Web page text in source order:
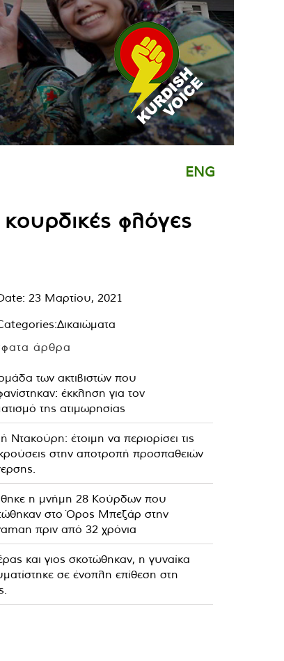
ENG
φλόγες
23 Μαρτίου, 2021
Δικαιώματα
άρθρα
των ακτιβιστών που
έκκληση για τον
της ατιμωρησίας
Ντακούρη: έτοιμη να περιορίσει τις
στην αποτροπή προσπαθειών
η μνήμη 28 Κούρδων που
στο Όρος Μπεζάρ στην
πριν από 32 χρόνια
και γιος σκοτώθηκαν, η γυναίκα
σε ένοπλη επίθεση στη